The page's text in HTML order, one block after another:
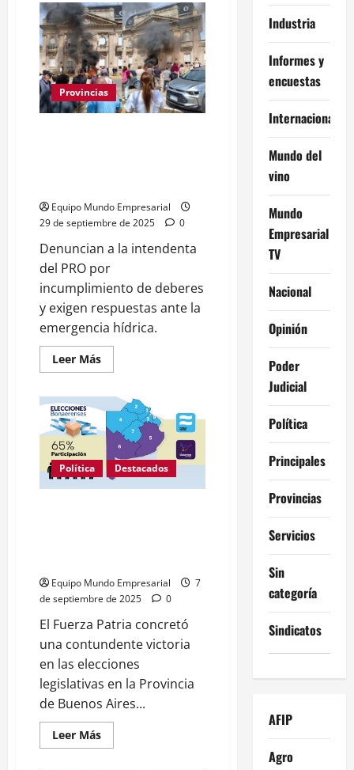
La
industria
textil
en
pie
de
guerra
contra
el
modelo
Provincias
Equipo Mundo Empresarial
29 de septiembre de 2025
0
Denuncian a la intendenta
del PRO por
incumplimiento de deberes
y exigen respuestas ante la
emergencia hídrica.
Leer MásLeer
más
Buenos
Aires:
Productores
inundados
de
«9
de
Julio»
se
del
PRO
y
Política Destacados
Equipo Mundo Empresarial
7
de septiembre de 2025
0
El Fuerza Patria concretó
una contundente victoria
en las elecciones
legislativas en la Provincia
de Buenos Aires...
Leer MásLeer
más
Industria
Informes y
encuestas
Internacional
Mundo del
vino
Mundo
Empresarial
TV
Nacional
Opinión
Poder
Judicial
Política
Principales
Provincias
Servicios
Sin
categoría
Sindicatos
AFIP
Agro